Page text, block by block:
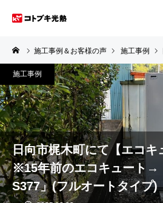
施工事例＆お客様の声 施工事例
日向市梶木町にて【エコキ
※15年前のエコキュート→
S377」(フルオートタイプ)
施工事例